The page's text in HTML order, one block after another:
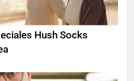
Hush Socks